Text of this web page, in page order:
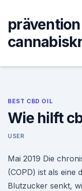
content
BEST CBD OIL
Wie hilft
USER
Mai 2019 Die
(COPD) ist als eine
Blutzucker senkt,